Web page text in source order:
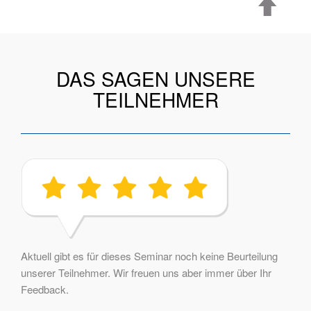
DAS SAGEN UNSERE
TEILNEHMER
Aktuell gibt es für dieses Seminar noch keine Beurteilung
unserer Teilnehmer. Wir freuen uns aber immer über Ihr
Feedback.